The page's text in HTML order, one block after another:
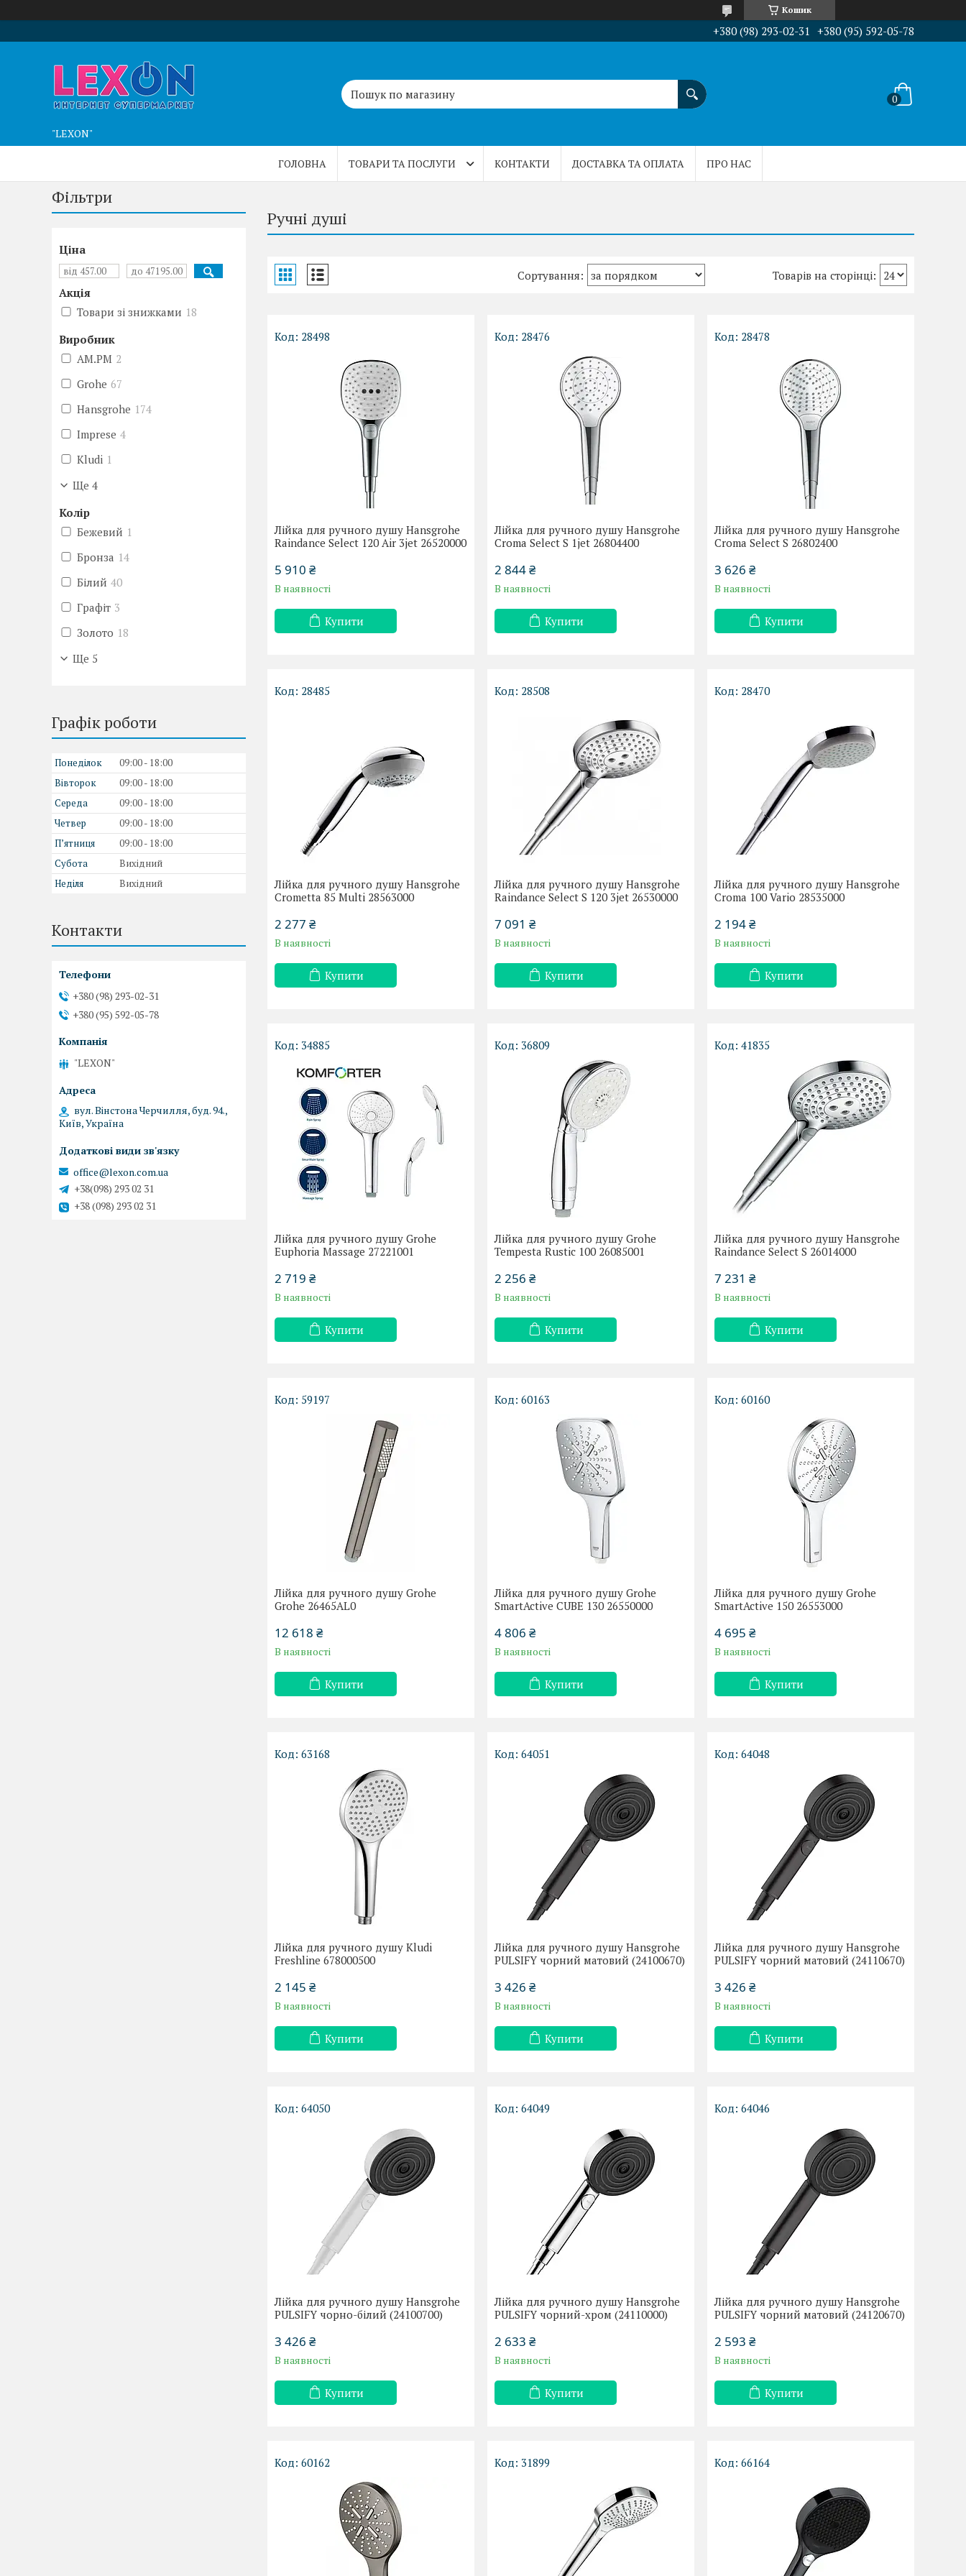
Кошик
+380 (98) 293-02-31 +380 (95) 592-05-78
"LEXON"
ГОЛОВНА ТОВАРИ ТА ПОСЛУГИ КОНТАКТИ ДОСТАВКА ТА ОПЛАТА ПРО НАС
Ручні душі
28498
Лійка для ручного душу Hansgrohe
Raindance Select 120 Air 3jet 26520000
5 910 ₴
В наявності
Купити
28476
Лійка для ручного душу Hansgrohe
Croma Select S 1jet 26804400
2 844 ₴
В наявності
Купити
28478
Лійка для ручного душу Hansgrohe
Croma Select S 26802400
3 626 ₴
В наявності
Купити
28485
Лійка для ручного душу Hansgrohe
Crometta 85 Multi 28563000
2 277 ₴
В наявності
Купити
28508
Лійка для ручного душу Hansgrohe
Raindance Select S 120 3jet 26530000
7 091 ₴
В наявності
Купити
28470
Лійка для ручного душу Hansgrohe
Croma 100 Vario 28535000
2 194 ₴
В наявності
Купити
34885
Лійка для ручного душу Grohe
Euphoria Massage 27221001
2 719 ₴
В наявності
Купити
36809
Лійка для ручного душу Grohe
Tempesta Rustic 100 26085001
2 256 ₴
В наявності
Купити
41835
Лійка для ручного душу Hansgrohe
Raindance Select S 26014000
7 231 ₴
В наявності
Купити
59197
Лійка для ручного душу Grohe
Grohe 26465AL0
12 618 ₴
В наявності
Купити
60163
Лійка для ручного душу Grohe
SmartActive CUBE 130 26550000
4 806 ₴
В наявності
Купити
60160
Лійка для ручного душу Grohe
SmartActive 150 26553000
4 695 ₴
В наявності
Купити
63168
Лійка для ручного душу Kludi
Freshline 678000500
2 145 ₴
В наявності
Купити
64051
Лійка для ручного душу Hansgrohe
PULSIFY чорний матовий (24100670)
3 426 ₴
В наявності
Купити
64048
Лійка для ручного душу Hansgrohe
PULSIFY чорний матовий (24110670)
3 426 ₴
В наявності
Купити
64050
Лійка для ручного душу Hansgrohe
PULSIFY чорно-білий (24100700)
3 426 ₴
В наявності
Купити
64049
Лійка для ручного душу Hansgrohe
PULSIFY чорний-хром (24110000)
2 633 ₴
В наявності
Купити
64046
Лійка для ручного душу Hansgrohe
PULSIFY чорний матовий (24120670)
2 593 ₴
В наявності
Купити
60162 31899 66164
Фільтри
Ціна
Акція
Товари зі знижками 18
Виробник
AM.PM 2
Grohe 67
Hansgrohe 174
Imprese 4
Kludi 1
Ще 4
Колір
Бежевий 1
Бронза 14
Білий 40
Графіт 3
Золото 18
Ще 5
Графік роботи
Понеділок 09:00
18:00
Вівторок
09:00
18:00
Середа
09:00
18:00
Четвер
09:00
18:00
Пʼятниця
09:00
18:00
Субота
Вихідний
Неділя
Вихідний
Контакти
+380 (98) 293-02-31
+380 (95) 592-05-78
"LEXON"
вул. Вінстона Черчилля, буд. 94.,
Київ, Україна
office@lexon.com.ua
+38(098) 293 02 31
+38 (098) 293 02 31